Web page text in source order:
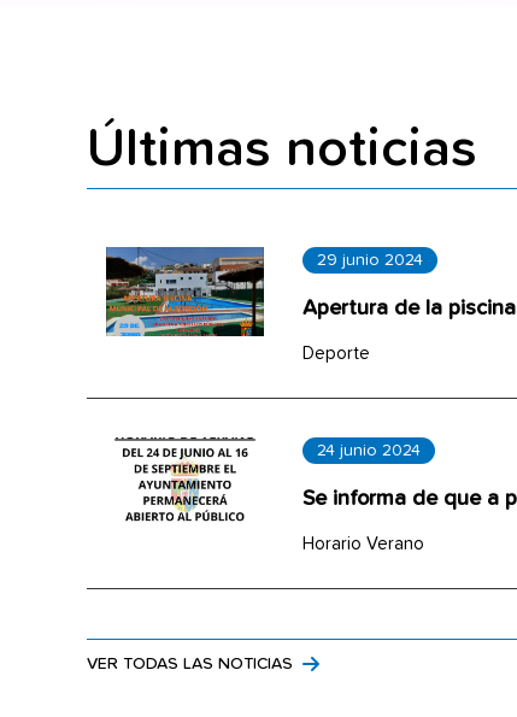
Últimas noticias
29 junio 2024
Apertura de la
Deporte
24 junio 2024
Se informa de que a
Horario Verano
VER TODAS LAS NOTICIAS